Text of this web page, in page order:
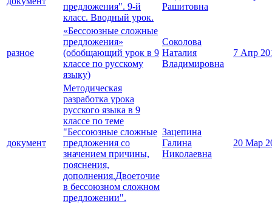
предложения". 9-й
класс. Вводный урок.
Рашитовна
разное
«Бессоюзные сложные
предложения»
(обобщающий урок в 9
классе по русскому
языку)
Соколова
Наталия
Владимировна
7 Апр
документ
Методическая
разработка урока
русского языка в 9
классе по теме
"Бессоюзные сложные
предложения со
значением причины,
пояснения,
дополнения.Двоеточие
в бессоюзном сложном
предложении".
Зацепина
Галина
Николаевна
20 Мар